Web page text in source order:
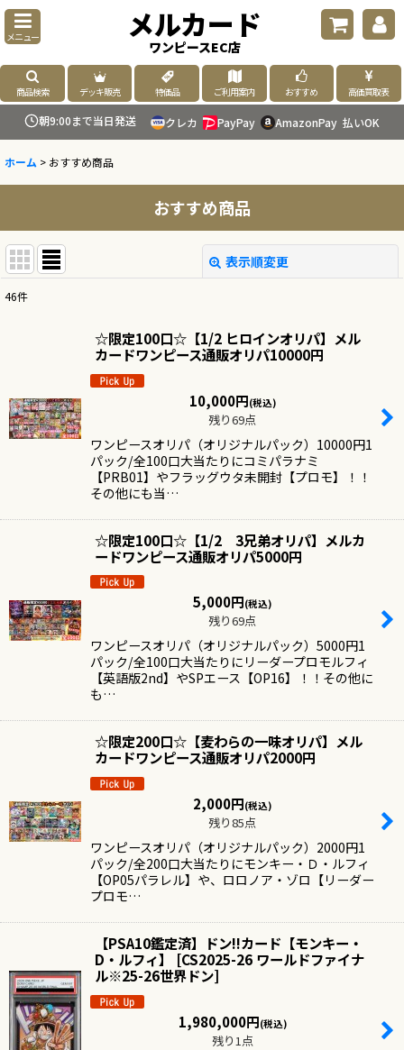
メニュー メルカード
ワンピースEC店
商品検索 デッキ販売 特価品 ご利用案内 おすすめ 高価買取表
朝9:00まで当日発送 クレカ PayPay AmazonPay 払いOK
ホーム > おすすめ商品
おすすめ商品
表示順変更
絞り込む
46件
☆限定100口☆【1/2 ヒロインオリパ】メル
カードワンピース通販オリパ10000円
10,000円(税込)
残り69点
ワンピースオリパ（オリジナルパック）10000円1
パック/全100口大当たりにコミパラナミ
【PRB01】やフラッグウタ未開封【プロモ】！！
その他にも当…
☆限定100口☆【1/2 3兄弟オリパ】メルカ
ードワンピース通販オリパ5000円
5,000円(税込)
残り69点
ワンピースオリパ（オリジナルパック）5000円1
パック/全100口大当たりにリーダープロモルフィ
【英語版2nd】やSPエース【OP16】！！その他に
も…
☆限定200口☆【麦わらの一味オリパ】メル
カードワンピース通販オリパ2000円
2,000円(税込)
残り85点
ワンピースオリパ（オリジナルパック）2000円1
パック/全200口大当たりにモンキー・Ｄ・ルフィ
【OP05パラレル】や、ロロノア・ゾロ【リーダー
プロモ…
【PSA10鑑定済】ドン!!カード【モンキー・
D・ルフィ】
[CS2025-26 ワールドファイナ
ル※25-26世界ドン]
1,980,000円(税込)
残り1点